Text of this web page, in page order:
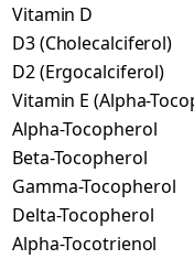
Vitamin D
D3 (Cholecalciferol)
D2 (Ergocalciferol)
Vitamin E (Alpha-
Alpha-Tocopherol
Beta-Tocopherol
Gamma-Tocopherol
Delta-Tocopherol
Alpha-Tocotrienol